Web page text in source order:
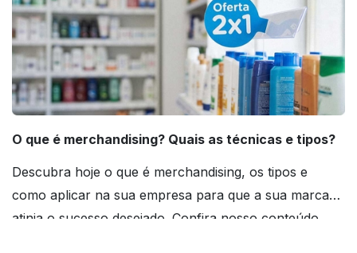
O que é merchandising? Quais as técnicas e tipos?
Descubra hoje o que é merchandising, os tipos e
como aplicar na sua empresa para que a sua marca
atinja o sucesso desejado. Confira nosso conteúdo